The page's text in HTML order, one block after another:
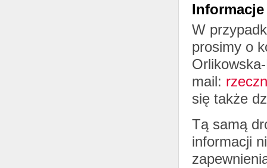
W
prosimy o
mail:
się także
Tą samą
informacji